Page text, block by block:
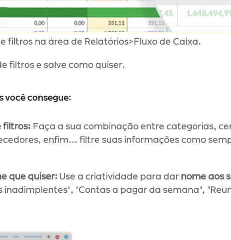
filtros na área de Relatórios>Fluxo de Caixa.
filtros e salve como quiser.
você consegue:
filtros: Faça a sua combinação entre categorias,
enfim... filtre suas informações como
que quiser: Use a criatividade para dar
inadimplentes", "Contas a pagar da semana",